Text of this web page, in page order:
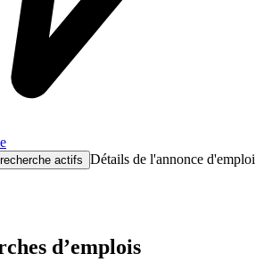
actifs Détails de l'annonce d'emploi
d’emplois